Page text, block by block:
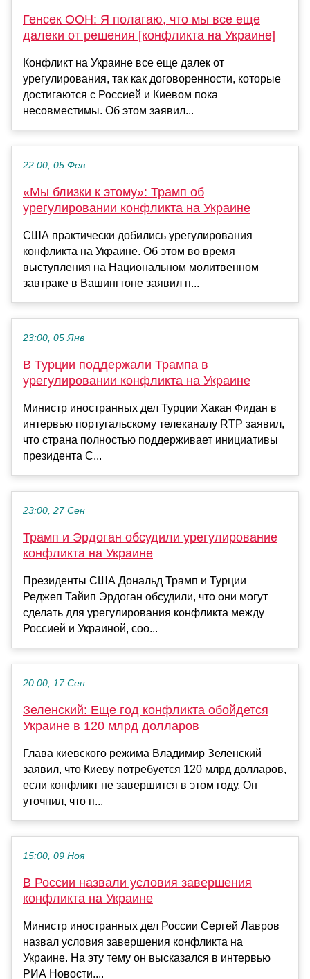
Генсек ООН: Я полагаю, что мы все еще
далеки от решения [конфликта на Украине]
Конфликт на Украине все еще далек от
урегулирования, так как договоренности, которые
достигаются с Россией и Киевом пока
несовместимы. Об этом заявил...
22:00, 05 Фев
«Мы близки к этому»: Трамп об
урегулировании конфликта на Украине
США практически добились урегулирования
конфликта на Украине. Об этом во время
выступления на Национальном молитвенном
завтраке в Вашингтоне заявил п...
23:00, 05 Янв
В Турции поддержали Трампа в
урегулировании конфликта на Украине
Министр иностранных дел Турции Хакан Фидан в
интервью португальскому телеканалу RTP заявил,
что страна полностью поддерживает инициативы
президента С...
23:00, 27 Сен
Трамп и Эрдоган обсудили урегулирование
конфликта на Украине
Президенты США Дональд Трамп и Турции
Реджеп Тайип Эрдоган обсудили, что они могут
сделать для урегулирования конфликта между
Россией и Украиной, соо...
20:00, 17 Сен
Зеленский: Еще год конфликта обойдется
Украине в 120 млрд долларов
Глава киевского режима Владимир Зеленский
заявил, что Киеву потребуется 120 млрд долларов,
если конфликт не завершится в этом году. Он
уточнил, что п...
15:00, 09 Ноя
В России назвали условия завершения
конфликта на Украине
Министр иностранных дел России Сергей Лавров
назвал условия завершения конфликта на
Украине. На эту тему он высказался в интервью
РИА Новости....